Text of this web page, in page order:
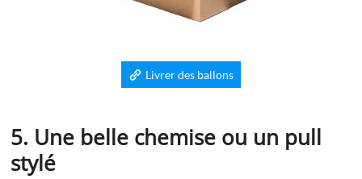
Livrer des ballons
5. Une belle chemise ou un pull
stylé